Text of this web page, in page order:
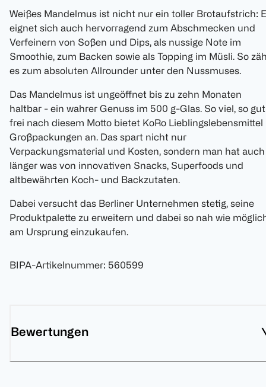
Weißes Mandelmus ist nicht nur ein toller Brotaufstrich:
eignet sich auch hervorragend zum Abschmecken und
Verfeinern von Soßen und Dips, als nussige Note im
Smoothie, zum Backen sowie als Topping im Müsli. So
es zum absoluten Allrounder unter den Nussmuses.
Das Mandelmus ist ungeöffnet bis zu zehn Monaten
haltbar - ein wahrer Genuss im 500 g-Glas. So viel, so
frei nach diesem Motto bietet KoRo Lieblingslebensmittel
Großpackungen an. Das spart nicht nur
Verpackungsmaterial und Kosten, sondern man hat auch
länger was von innovativen Snacks, Superfoods und
altbewährten Koch- und Backzutaten.
Dabei versucht das Berliner Unternehmen stetig, seine
Produktpalette zu erweitern und dabei so nah wie
am Ursprung einzukaufen.
BIPA-Artikelnummer: 560599
Bewertungen